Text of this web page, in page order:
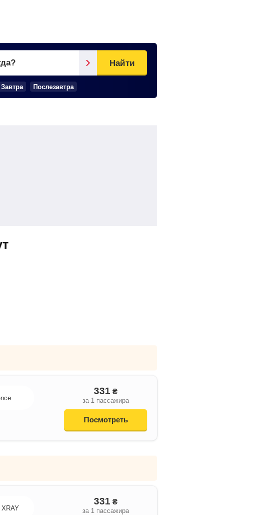
Завтра Послезавтра
Найти
331 ₴
за 1 пассажира
Посмотреть
331 ₴
за 1 пассажира